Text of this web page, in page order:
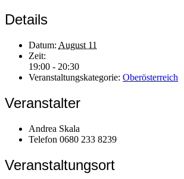
Details
Datum: August 11
Zeit:
19:00 - 20:30
Veranstaltungskategorie: Oberösterreich
Veranstalter
Andrea Skala
Telefon 0680 233 8239
Veranstaltungsort